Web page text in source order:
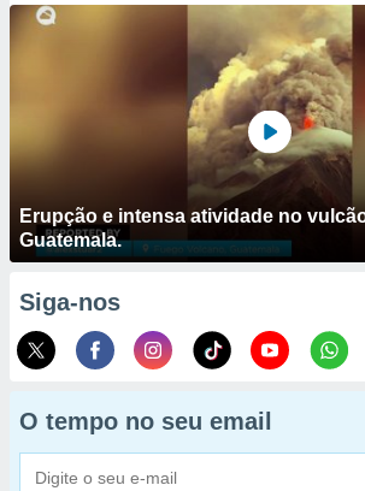
Erupção e intensa atividade no
Guatemala.
Siga-nos
O tempo no seu email